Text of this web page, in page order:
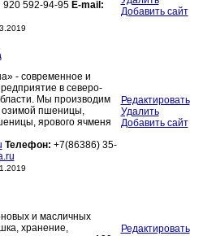
920 592-94-95 E-mail:
Добавить сайт
- современное и
в северо-
Мы производим
озимой пшеницы,
ярового ячменя
Телефон: +7(86386) 35-
Редактировать
Удалить
Добавить сайт
и масличных
хранение,
Редактировать